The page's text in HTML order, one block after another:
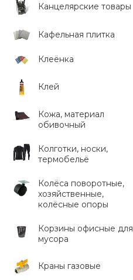
Канцелярские товары
Кафельная плитка
Клеёнка
Клей
Кожа, материал
обивочный
Колготки, носки,
термобельё
Колёса поворотные,
хозяйственные,
колёсные опоры
Корзины офисные для
мусора
Краны газовые